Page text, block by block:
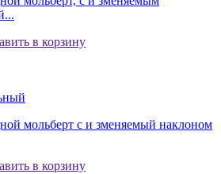
в корзину
мольберт с и зменяемый наклоном
в корзину